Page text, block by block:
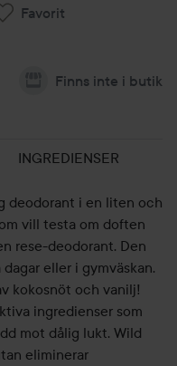
Favorit
Finns inte i butik
INGREDIENSER
deodorant i en liten och
vill testa om doften
rese-deodorant. Den
eller i gymväskan.
kokosnöt och vanilj!
ingredienser som
mot dålig lukt. Wild
eliminerar